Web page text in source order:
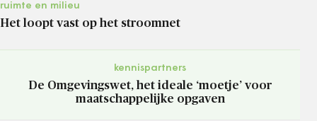
ruimte en milieu
Het loopt vast op het stroomnet
kennispartners
De Omgevingswet, het ideale ‘moetje’ voor
maatschappelijke opgaven